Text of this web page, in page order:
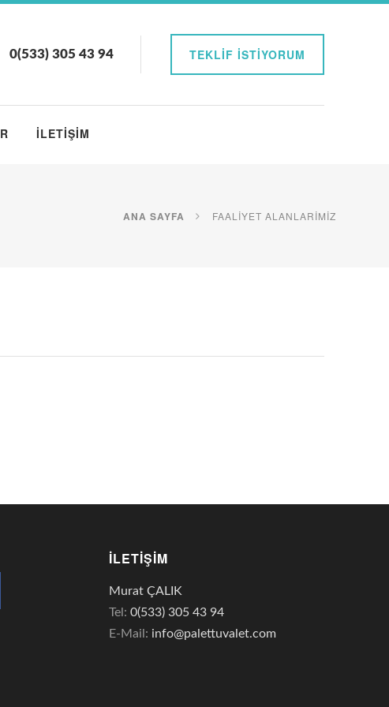
0(533) 305 43 94 TEKLIF İSTIYORUM
İLETIŞIM
ANA SAYFA FAALIYET ALANLARIMIZ
İLETIŞIM
Murat ÇALIK
Tel:0(533) 305 43 94
E-Mail: info@palettuvalet.com